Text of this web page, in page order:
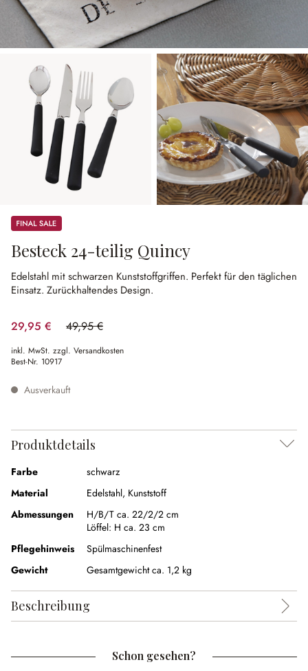
Sale
Besteck 24-teilig Quincy
Edelstahl mit schwarzen Kunststoffgriffen. Perfekt für den täglichen
Einsatz. Zurückhaltendes Design.
29,95 € 49,95 €
(40.04% gespart)
inkl. MwSt. zzgl. Versandkosten
Best-Nr. 10917
Ausverkauft
Produktdetails
Farbe
schwarz
Material
Edelstahl, Kunststoff
Abmessungen
H/B/T ca. 22/2/2 cm
Löffel: H ca. 23 cm
Pflegehinweis
Spülmaschinenfest
Gewicht
Gesamtgewicht ca. 1,2 kg
Beschreibung
Schon gesehen?